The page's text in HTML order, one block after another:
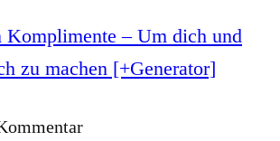
Komplimente – Um dich und
zu machen [+Generator]